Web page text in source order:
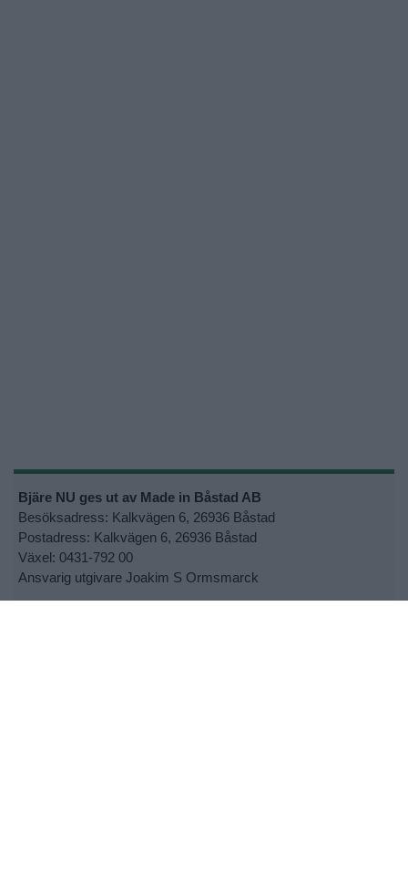
Bjäre NU ges ut av Made in Båstad AB
Besöksadress: Kalkvägen 6, 26936 Båstad
Postadress: Kalkvägen 6, 26936 Båstad
Växel: 0431-792 00
Ansvarig utgivare Joakim S Ormsmarck